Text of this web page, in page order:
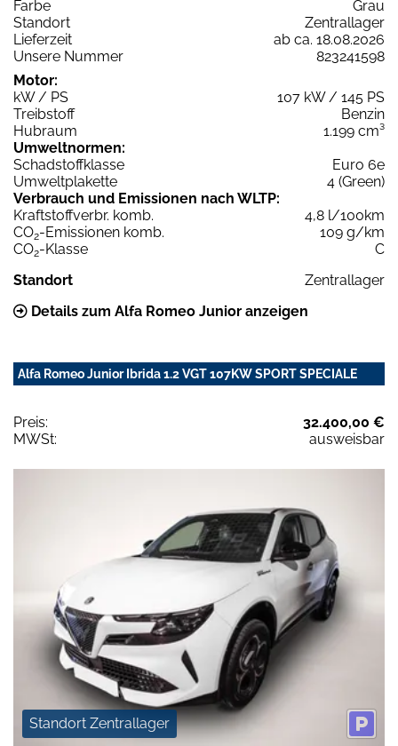
Farbe
Grau
Standort
Zentrallager
Lieferzeit
ab ca. 18.08.2026
Unsere Nummer
823241598
Motor:
kW / PS
107 kW / 145 PS
Treibstoff
Benzin
Hubraum
1.199 cm³
Umweltnormen:
Schadstoffklasse
Euro 6e
Umweltplakette
4 (Green)
Verbrauch und Emissionen nach WLTP:
Kraftstoffverbr. komb.
4,8 l/100km
CO2-Emissionen komb.
109 g/km
CO2-Klasse
C
Standort
Zentrallager
Details zum Alfa Romeo Junior anzeigen
Alfa Romeo Junior Ibrida 1.2 VGT 107KW SPORT SPECIALE
Preis:
32.400,00 €
MWSt:
ausweisbar
Standort Zentrallager